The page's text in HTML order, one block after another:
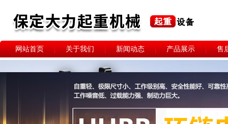
网站首页 关于我们 新闻动态 产品展示 售